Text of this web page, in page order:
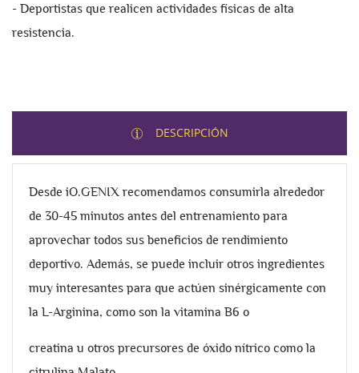
- Deportistas que realicen actividades físicas de alta
resistencia.
DESCRIPCIÓN
Desde iO.GENIX recomendamos consumirla alrededor
de 30-45 minutos antes del entrenamiento para
aprovechar todos sus beneficios de rendimiento
deportivo. Además, se puede incluir otros ingredientes
muy interesantes para que actúen sinérgicamente con
la L-Arginina, como son la vitamina B6 o
creatina u otros precursores de óxido nítrico como la